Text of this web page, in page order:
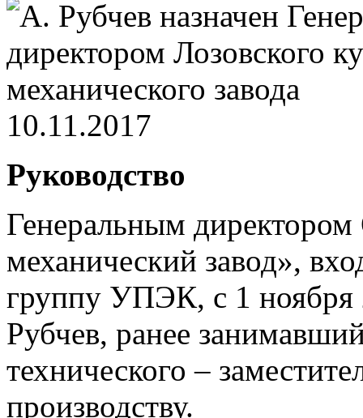
10.11.2017
Руководство
Генеральным
механический завод»,
группу УПЭК, с 1 ноября
Рубчев, ранее
технического –
производству.